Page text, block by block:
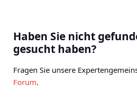
Haben Sie nicht
gesucht haben?
Fragen Sie unsere
Forum.